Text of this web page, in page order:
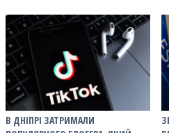
В ДНІПРІ ЗАТРИМАЛИ